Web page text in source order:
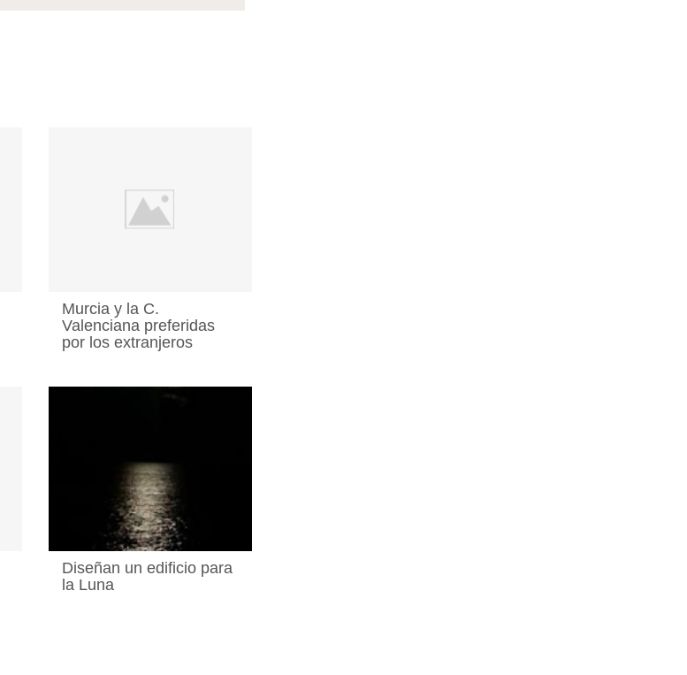
Murcia y la C.
Valenciana preferidas
por los extranjeros
Diseñan un edificio para
la Luna